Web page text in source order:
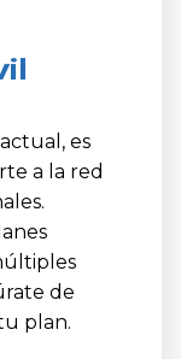
es
a la red
de
plan.